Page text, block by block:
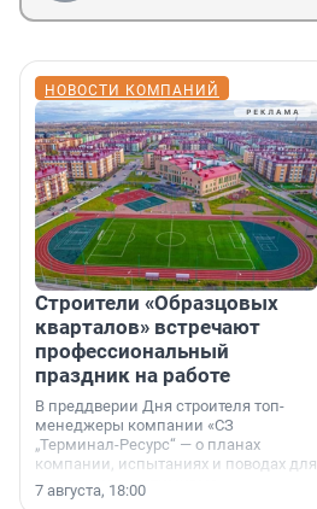
НОВОСТИ КОМПАНИЙ
Строители «Образцовых
кварталов» встречают
профессиональный
праздник на работе
В преддверии Дня строителя топ-
менеджеры компании «СЗ
„Терминал-Ресурс“ — о планах
компании, испытаниях и поводах для
осторожного оптимизма.
7 августа, 18:00